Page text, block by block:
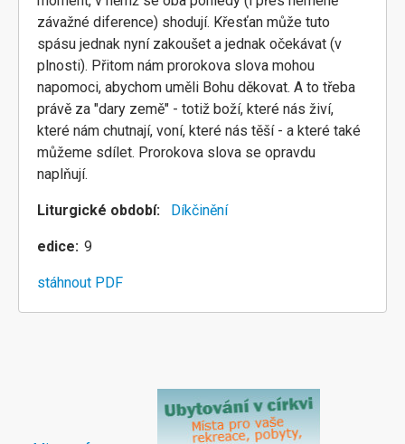
závažné diference) shodují. Křesťan může tuto
spásu jednak nyní zakoušet a jednak očekávat (v
plnosti). Přitom nám prorokova slova mohou
napomoci, abychom uměli Bohu děkovat. A to třeba
právě za "dary země" - totiž boží, které nás živí,
které nám chutnají, voní, které nás těší - a které také
můžeme sdílet. Prorokova slova se opravdu
naplňují.
Liturgické období Díkčinění
edice 9
stáhnout PDF